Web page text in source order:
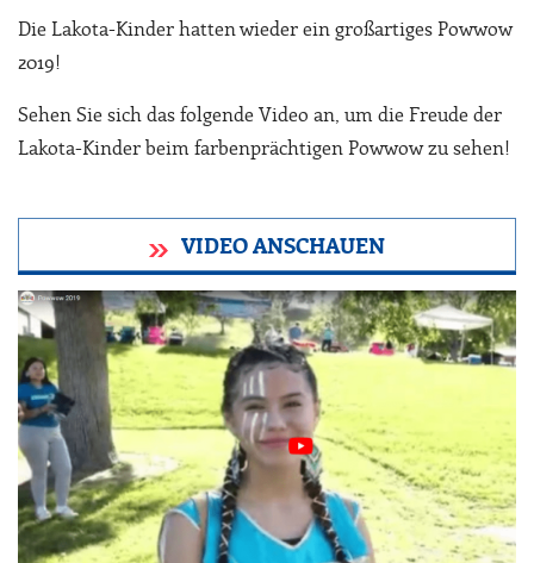
Die Lakota-Kinder hatten wieder ein großartiges Powwow
2019!
Sehen Sie sich das folgende Video an, um die Freude der
Lakota-Kinder beim farbenprächtigen Powwow zu sehen!
VIDEO ANSCHAUEN